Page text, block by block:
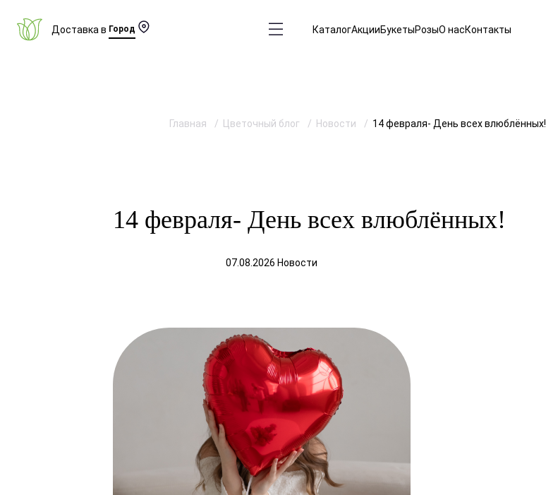
Доставка в Город КаталогАкцииБукетыРозыО насКонтакты
Главная Цветочный блог Новости 14 февраля- День всех влюблённых!
14 февраля- День всех влюблённых!
07.08.2026 Новости